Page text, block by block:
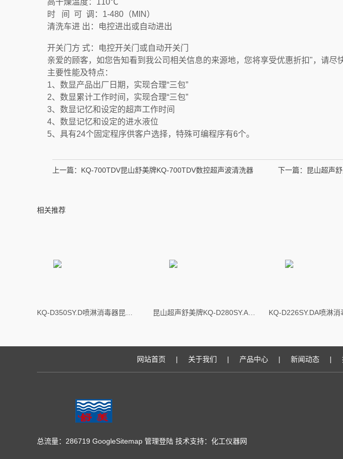
高干燥温度：110℃
时 间 可 调：1-480（MIN）
清洗车进 出：电控进出或自动进出
开关门方 式：电控开关门或自动开关门
亲爱的顾客，如您告知看到我公司相关信息的来源地，您将享受优惠折扣"，请
主要性能及特点：
1、数显产品出厂日期，实现合理“三包”
2、数显累计工作时间，实现合理“三包”
3、数显记忆和设定的超声工作时间
4、数显记忆和设定的进水液位
5、具有24个固定程序供客户选择，特殊可编程序有6个。
上一篇： KQ-700TDV昆山舒美牌KQ-700TDV数控超声波清洗器 下一篇： 昆山超声
相关推荐
网站首页 | 关于我们 | 产品中心 | 新闻动态 |
总流量：286719 GoogleSitemap 管理登陆 技术支持： 化工仪器网